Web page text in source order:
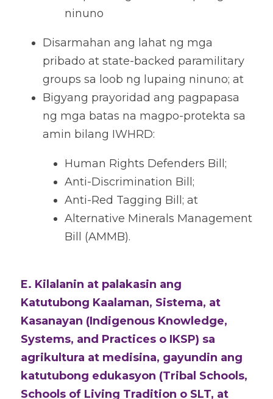
ninuno
Disarmahan ang lahat ng mga
pribado at state-backed paramilitary
groups sa loob ng lupaing ninuno; at
Bigyang prayoridad ang pagpapasa
ng mga batas na magpo-protekta sa
amin bilang IWHRD:
Human Rights Defenders Bill;
Anti-Discrimination Bill;
Anti-Red Tagging Bill; at
Alternative Minerals Management
Bill (AMMB).
E. Kilalanin at palakasin ang
Katutubong Kaalaman, Sistema, at
Kasanayan (Indigenous Knowledge,
Systems, and Practices o IKSP) sa
agrikultura at medisina, gayundin ang
katutubong edukasyon (Tribal Schools,
Schools of Living Tradition o SLT, at